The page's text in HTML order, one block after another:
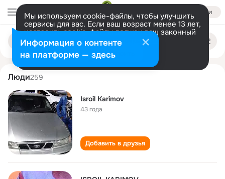
Войти
Мы используем cookie-файлы, чтобы улучшить
сервисы для вас. Если ваш возраст менее 13 лет,
настроить cookie-файлы должен ваш законный
представитель. Больше информации
Разрешить все Настроить
Поиск
людям
isroil karimov
Люди259
Isroil Karimov
43 года
Добавить в друзья
Информация о контенте
на платформе — здесь